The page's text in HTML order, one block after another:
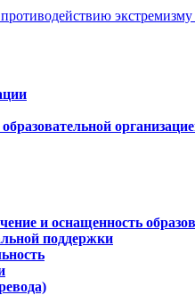
противодействию
и оснащенность
поддержки